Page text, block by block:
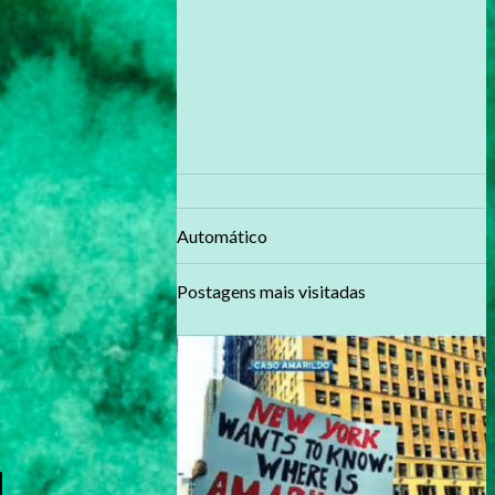
Automático
Postagens mais visitadas